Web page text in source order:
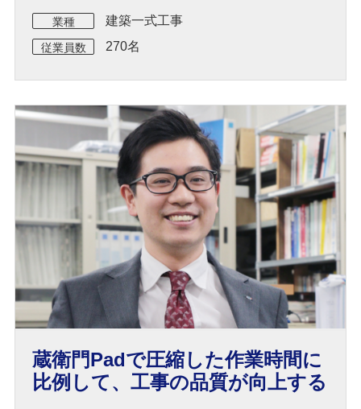
業種 建築一式工事
従業員数 270名
蔵衛門Padで圧縮した作業時間に
比例して、工事の品質が向上する